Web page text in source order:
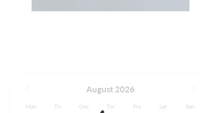
August 2026
Man Tir Ons Tor Fre Lør Søn